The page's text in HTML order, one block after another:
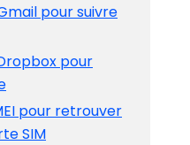
pour suivre
pour
pour retrouver
SIM